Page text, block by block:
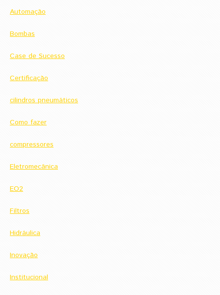
Automação
Bombas
Case de Sucesso
Certificação
cilindros pneumáticos
Como fazer
compressores
Eletromecânica
EO2
Filtros
Hidráulica
Inovação
Institucional